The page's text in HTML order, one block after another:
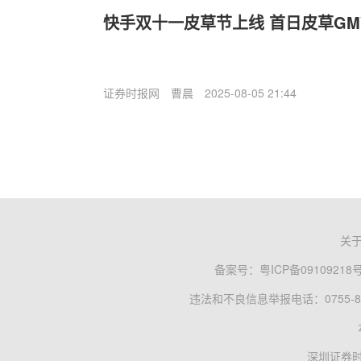
快手双十一皮草节上线 首日皮草
证券时报网 曹晨 2025-08-05 21:44
关
备案号： 粤ICP备09109218
违法和不良信息举报电话：0755-
深圳证券